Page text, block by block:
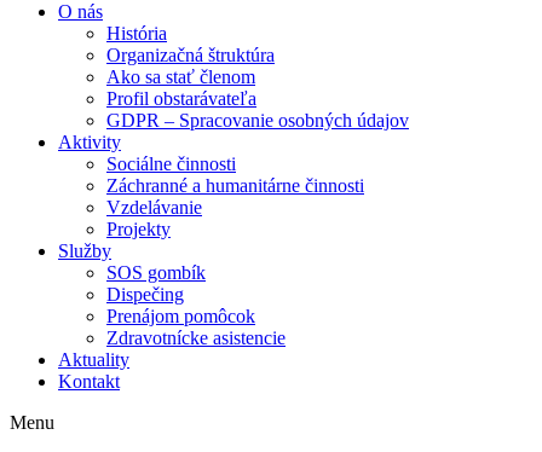
O nás
História
Organizačná štruktúra
Ako sa stať členom
Profil obstarávateľa
GDPR – Spracovanie osobných údajov
Aktivity
Sociálne činnosti
Záchranné a humanitárne činnosti
Vzdelávanie
Projekty
Služby
SOS gombík
Dispečing
Prenájom pomôcok
Zdravotnícke asistencie
Aktuality
Kontakt
Menu